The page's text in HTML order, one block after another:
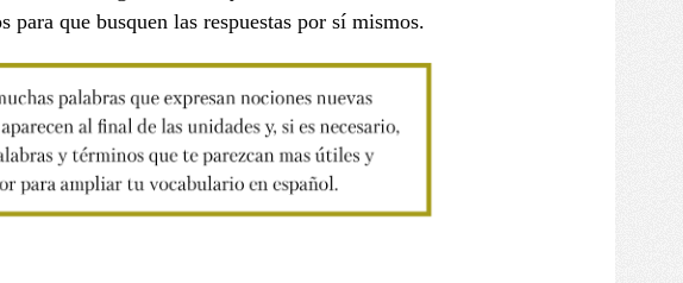
para que busquen las respuestas por sí mismos.